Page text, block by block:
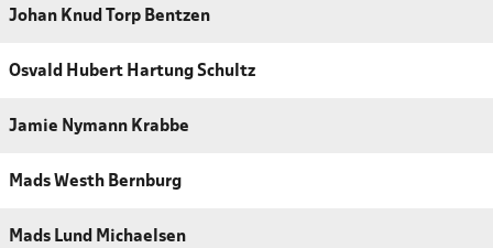
Johan Knud Torp Bentzen
Osvald Hubert Hartung Schultz
Jamie Nymann Krabbe
Mads Westh Bernburg
Mads Lund Michaelsen